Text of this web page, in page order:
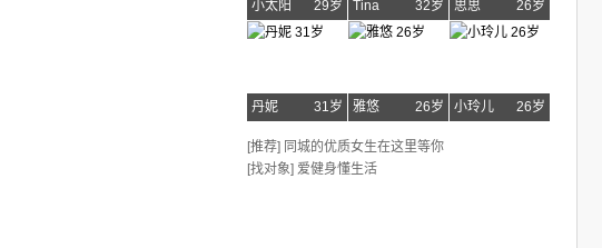
小太阳 29岁 Tina 32岁 思思 26岁
丹妮 31岁 雅悠 26岁 小玲儿 26岁
[推荐] 同城的优质女生在这里等你
[找对象] 爱健身懂生活